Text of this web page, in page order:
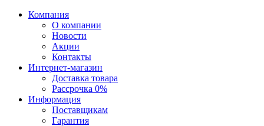
Компания
О компании
Новости
Акции
Контакты
Интернет-магазин
Доставка товара
Рассрочка 0%
Информация
Поставщикам
Гарантия